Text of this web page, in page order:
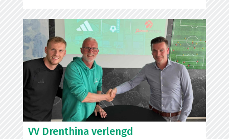
VV Drenthina verlengd